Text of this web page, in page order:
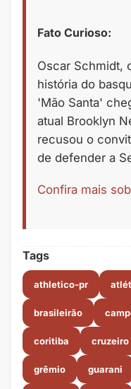
Fato Curioso:
Oscar Schmidt,
história do
'Mão Santa'
atual Brooklyn
recusou o
de defender a
Confira mais
Tags
athletico-pr
brasileirão
coritiba cruzeiro
grêmio guarani